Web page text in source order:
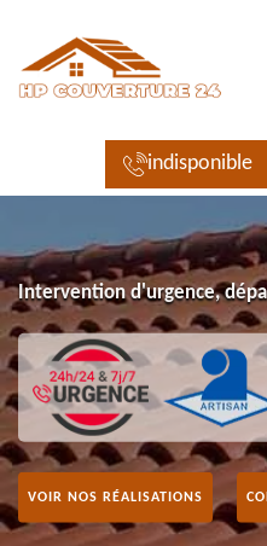
indisponible
Intervention d'urgence,
VOIR NOS RÉALISATIONS